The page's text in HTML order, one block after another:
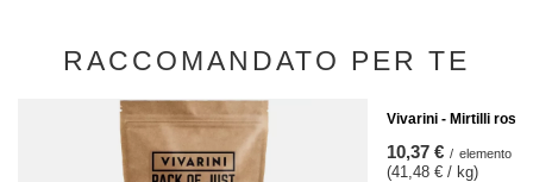
RACCOMANDATO PER TE
Vivarini - Mirtilli rossi
10,37 € / elemento
(41,48 € / kg)